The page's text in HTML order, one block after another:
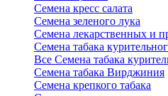
Семена кресс салата
Семена зеленого лука
Семена лекарственных и
Семена табака
Все Семена табака
Семена табака Вирджиния
Семена крепкого табака